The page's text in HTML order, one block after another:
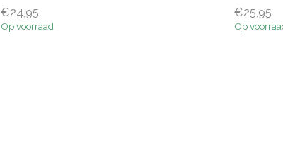
€24,95
Op voorraad
€25,95
Op